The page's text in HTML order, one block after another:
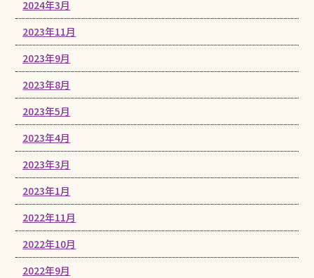
2024年3月
2023年11月
2023年9月
2023年8月
2023年5月
2023年4月
2023年3月
2023年1月
2022年11月
2022年10月
2022年9月